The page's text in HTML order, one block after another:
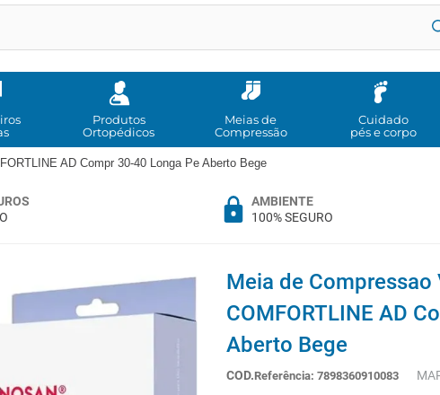
Produtos
Ortopédicos
Meias de
Compressão
Cuidado
pés e corpo
AD Compr 30-40 Longa Pe Aberto Bege
AMBIENTE
100% SEGURO
Meia de Compressao
COMFORTLINE AD
Aberto Bege
Referência:7898360910083